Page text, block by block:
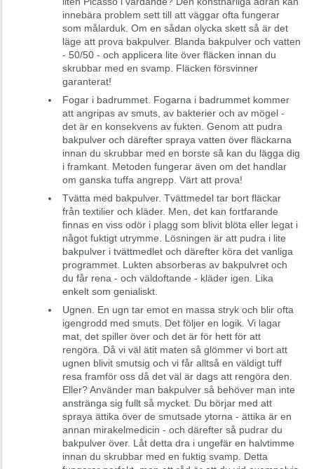
innebära problem sett till att väggar ofta fungerar
som målarduk. Om en sådan olycka skett så är det
läge att prova bakpulver. Blanda bakpulver och vatten
- 50/50 - och applicera lite över fläcken innan du
skrubbar med en svamp. Fläcken försvinner
garanterat!
Fogar i badrummet. Fogarna i badrummet kommer
att angripas av smuts, av bakterier och av mögel -
det är en konsekvens av fukten. Genom att pudra
bakpulver och därefter spraya vatten över fläckarna
innan du skrubbar med en borste så kan du lägga dig
i framkant. Metoden fungerar även om det handlar
om ganska tuffa angrepp. Värt att prova!
Tvätta med bakpulver. Tvättmedel tar bort fläckar
från textilier och kläder. Men, det kan fortfarande
finnas en viss odör i plagg som blivit blöta eller legat i
något fuktigt utrymme. Lösningen är att pudra i lite
bakpulver i tvättmedlet och därefter köra det vanliga
programmet. Lukten absorberas av bakpulvret och
du får rena - och väldoftande - kläder igen. Lika
enkelt som genialiskt.
Ugnen. En ugn tar emot en massa stryk och blir ofta
igengrodd med smuts. Det följer en logik. Vi lagar
mat, det spiller över och det är för hett för att
rengöra. Då vi väl ätit maten så glömmer vi bort att
ugnen blivit smutsig och vi får alltså en väldigt tuff
resa framför oss då det väl är dags att rengöra den.
Eller? Använder man bakpulver så behöver man inte
anstränga sig fullt så mycket. Du börjar med att
spraya ättika över de smutsade ytorna - ättika är en
annan mirakelmedicin - och därefter så pudrar du
bakpulver över. Låt detta dra i ungefär en halvtimme
innan du skrubbar med en fuktig svamp. Detta